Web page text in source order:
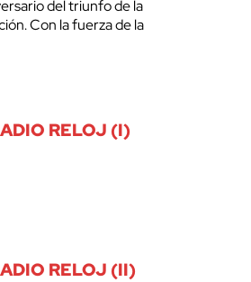
del triunfo de la
Con la fuerza de la
RELOJ (I)
RELOJ (II)